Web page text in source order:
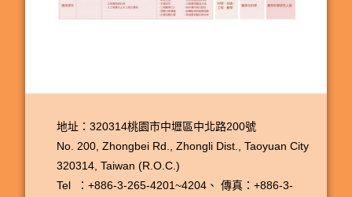
地址：320314桃園市中壢區中北路200號
No. 200, Zhongbei Rd., Zhongli Dist., Taoyuan City
320314, Taiwan (R.O.C.)
Tel ：+886-3-265-4201~4204、 傳真：+886-3-